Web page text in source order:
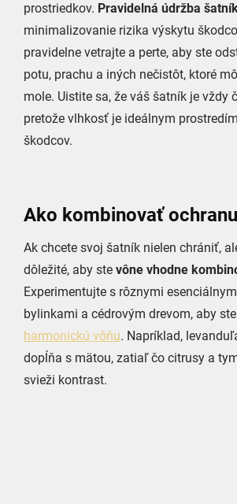
prostriedkov. Pravidelná údržba
minimalizovanie rizika výskytu
pravidelne vetrajte a perte, aby ste
potu, prachu a iných nečistôt, ktoré
mole. Uistite sa, že váš šatník je vždy
pretože vlhkosť je ideálnym
škodcov.
Ako kombinovať
Ak chcete svoj šatník nielen chrániť,
dôležité, aby stevône vhodne
Experimentujte s rôznymi
bylinkami a cédrovým drevom, aby
harmonickú vôňu. Napríklad,
dopĺňa s mätou, zatiaľ čo citrusy a
svieži kontrast.